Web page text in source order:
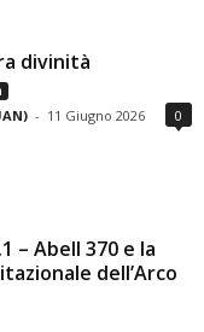
divinità
- 11 Giugno 2026 0
– Abell 370 e la
dell’Arco